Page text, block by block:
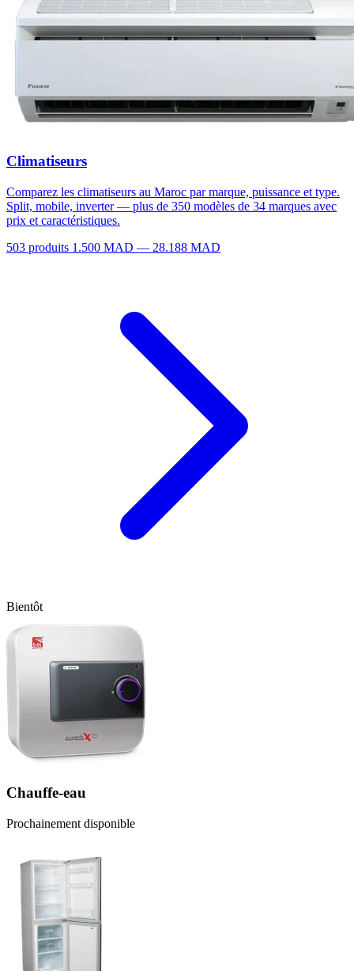
Climatiseurs
Comparez les climatiseurs au Maroc par marque, puissance et type.
Split, mobile, inverter — plus de 350 modèles de 34 marques avec
prix et caractéristiques.
503 produits 1.500 MAD — 28.188 MAD
Bientôt
Chauffe-eau
Prochainement disponible